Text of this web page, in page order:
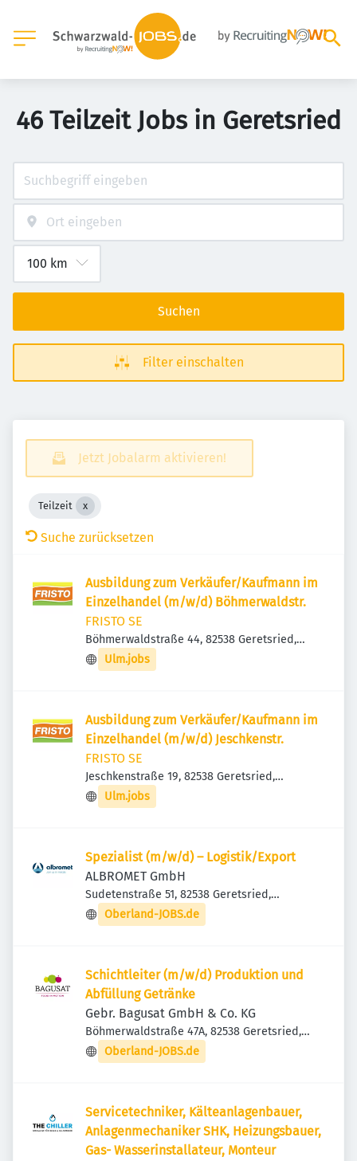
46 Teilzeit Jobs in Geretsried
Suchen
Filter einschalten
Jetzt Jobalarm aktivieren!
Teilzeit
Suche zurücksetzen
Ausbildung zum Verkäufer/Kaufmann im
Einzelhandel (m/w/d) Böhmerwaldstr.
FRISTO SE
Böhmerwaldstraße 44, 82538 Geretsried,
Deutschland
Ulm.jobs
Ausbildung zum Verkäufer/Kaufmann im
Einzelhandel (m/w/d) Jeschkenstr.
FRISTO SE
Jeschkenstraße 19, 82538 Geretsried,
Deutschland
Ulm.jobs
Spezialist (m/w/d) – Logistik/Export
ALBROMET GmbH
Sudetenstraße 51, 82538 Geretsried,
Deutschland
Oberland-JOBS.de
Schichtleiter (m/w/d) Produktion und
Abfüllung Getränke
Gebr. Bagusat GmbH & Co. KG
Böhmerwaldstraße 47A, 82538 Geretsried,
Deutschland
Oberland-JOBS.de
Servicetechniker, Kälteanlagenbauer,
Anlagenmechaniker SHK, Heizungsbauer,
Gas- Wasserinstallateur, Monteur